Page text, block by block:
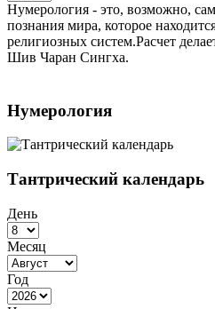
Нумерология - это, возможно,
познания мира, которое
религиозных систем.Расчет
Шив Чаран Сингха.
Нумерология
Тантрический календарь
День
Месяц
Год